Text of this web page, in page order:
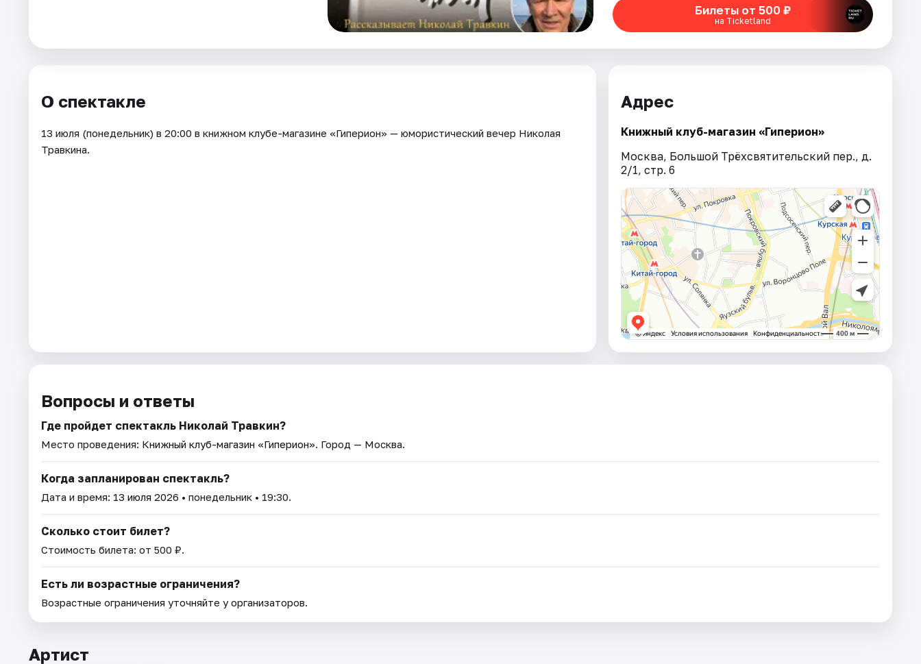
Билеты от 500 ₽
на Ticketland
О спектакле
13 июля (понедельник) в 20:00 в книжном клубе-магазине «Гиперион» — юмористический вечер Николая
Травкина.
Адрес
Книжный клуб-магазин «Гиперион»
Москва, Большой Трёхсвятительский пер., д.
2/1, стр. 6
Вопросы и ответы
Где пройдет спектакль Николай Травкин?
Место проведения: Книжный клуб-магазин «Гиперион». Город — Москва.
Когда запланирован спектакль?
Дата и время: 13 июля 2026 • понедельник • 19:30.
Сколько стоит билет?
Стоимость билета: от 500 ₽.
Есть ли возрастные ограничения?
Возрастные ограничения уточняйте у организаторов.
Артист